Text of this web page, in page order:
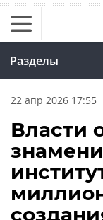
Разделы
22 апр 2026 17:55
Власти